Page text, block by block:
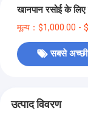
खानपान रसोई के
मूल्य：$1,000.00 -
सबसे
उत्पाद विवरण